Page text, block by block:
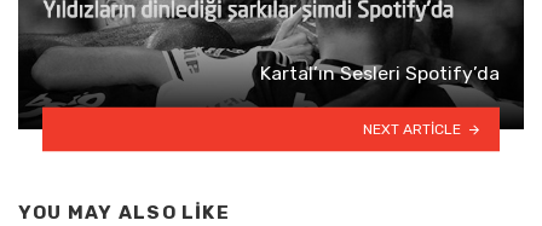
Kartal’ın Sesleri Spotify’da
NEXT ARTICLE
YOU MAY ALSO LIKE